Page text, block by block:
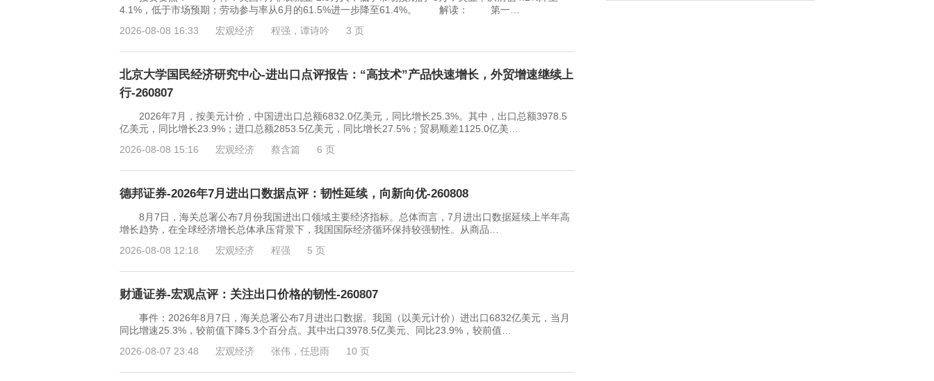
4.1%，低于市场预期；劳动参与率从6月的61.5%进一步降至61.4%。 解读： 第一…
2026-08-08 16:33
宏观经济 程强，谭诗吟 3 页
北京大学国民经济研究中心-进出口点评报告：“高技术”产品快速增长，外贸增速继续上
行-260807
2026年7月，按美元计价，中国进出口总额6832.0亿美元，同比增长25.3%。其中，出口总额3978.5
亿美元，同比增长23.9%；进口总额2853.5亿美元，同比增长27.5%；贸易顺差1125.0亿美…
2026-08-08 15:16
宏观经济 蔡含篇 6 页
德邦证券-2026年7月进出口数据点评：韧性延续，向新向优-260808
8月7日，海关总署公布7月份我国进出口领域主要经济指标。总体而言，7月进出口数据延续上半年高
增长趋势，在全球经济增长总体承压背景下，我国国际经济循环保持较强韧性。从商品…
2026-08-08 12:18
宏观经济 程强 5 页
财通证券-宏观点评：关注出口价格的韧性-260807
事件：2026年8月7日，海关总署公布7月进出口数据。我国（以美元计价）进出口6832亿美元，当月
同比增速25.3%，较前值下降5.3个百分点。其中出口3978.5亿美元、同比23.9%，较前值…
2026-08-07 23:48
宏观经济 张伟，任思雨 10 页